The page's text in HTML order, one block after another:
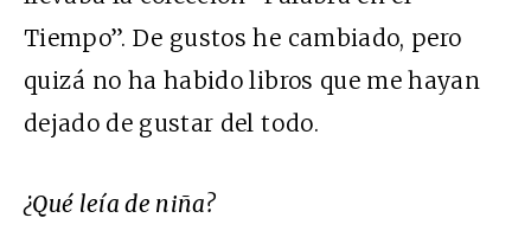
Tiempo”. De gustos he cambiado, pero
quizá no ha habido libros que me hayan
dejado de gustar del todo.
¿Qué leía de niña?